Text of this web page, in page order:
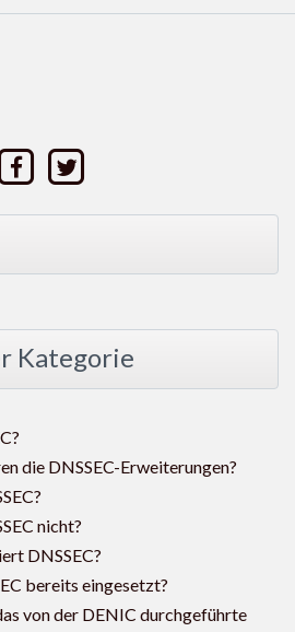
Kategorie
die DNSSEC-Erweiterungen?
nicht?
DNSSEC?
bereits eingesetzt?
von der DENIC durchgeführte